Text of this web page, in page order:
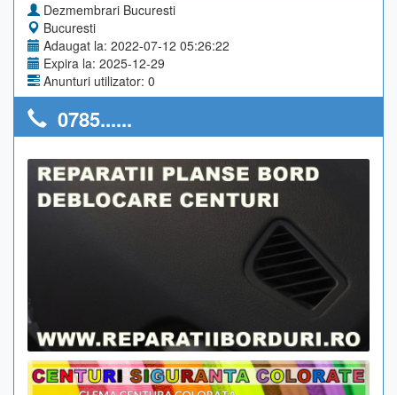
Dezmembrari Bucuresti
Bucuresti
Adaugat la: 2022-07-12 05:26:22
Expira la: 2025-12-29
Anunturi utilizator: 0
0785......